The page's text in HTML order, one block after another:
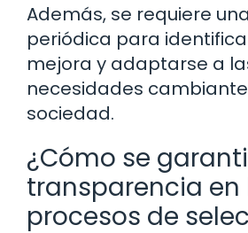
Además, se requiere
periódica para
mejora y adaptarse a
necesidades
sociedad.
¿Cómo se
transparencia en
procesos de